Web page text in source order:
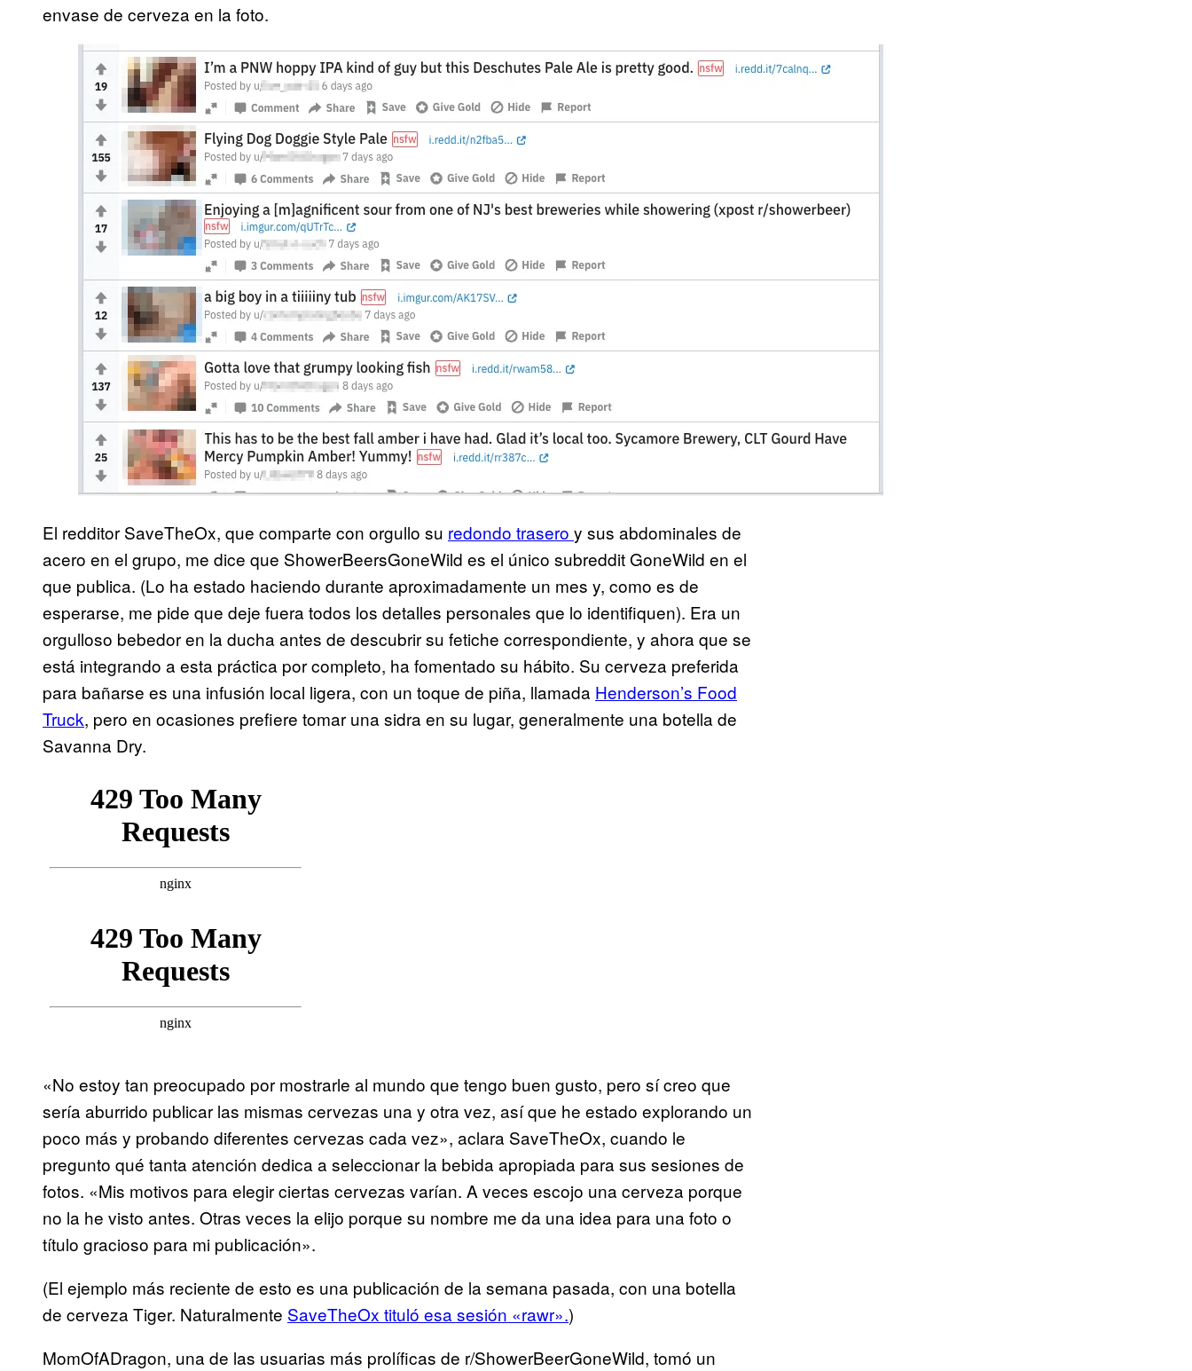
envase de cerveza en la foto.
El redditor SaveTheOx, que comparte con orgullo su redondo trasero y sus abdominales de
acero en el grupo, me dice que ShowerBeersGoneWild es el único subreddit GoneWild en el
que publica. (Lo ha estado haciendo durante aproximadamente un mes y, como es de
esperarse, me pide que deje fuera todos los detalles personales que lo identifiquen). Era un
orgulloso bebedor en la ducha antes de descubrir su fetiche correspondiente, y ahora que se
está integrando a esta práctica por completo, ha fomentado su hábito. Su cerveza preferida
para bañarse es una infusión local ligera, con un toque de piña, llamada Henderson’s Food
Truck, pero en ocasiones prefiere tomar una sidra en su lugar, generalmente una botella de
Savanna Dry.
«No estoy tan preocupado por mostrarle al mundo que tengo buen gusto, pero sí creo que
sería aburrido publicar las mismas cervezas una y otra vez, así que he estado explorando un
poco más y probando diferentes cervezas cada vez», aclara SaveTheOx, cuando le
pregunto qué tanta atención dedica a seleccionar la bebida apropiada para sus sesiones de
fotos. «Mis motivos para elegir ciertas cervezas varían. A veces escojo una cerveza porque
no la he visto antes. Otras veces la elijo porque su nombre me da una idea para una foto o
título gracioso para mi publicación».
(El ejemplo más reciente de esto es una publicación de la semana pasada, con una botella
de cerveza Tiger. Naturalmente SaveTheOx tituló esa sesión «rawr».)
MomOfADragon, una de las usuarias más prolíficas de r/ShowerBeerGoneWild, tomó un